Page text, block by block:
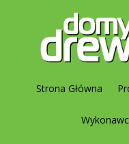
Strona Główna